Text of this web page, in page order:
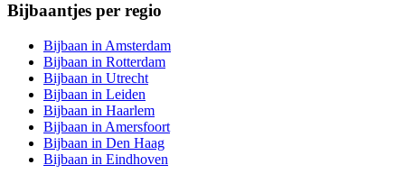
Bijbaantjes per regio
Bijbaan in Amsterdam
Bijbaan in Rotterdam
Bijbaan in Utrecht
Bijbaan in Leiden
Bijbaan in Haarlem
Bijbaan in Amersfoort
Bijbaan in Den Haag
Bijbaan in Eindhoven